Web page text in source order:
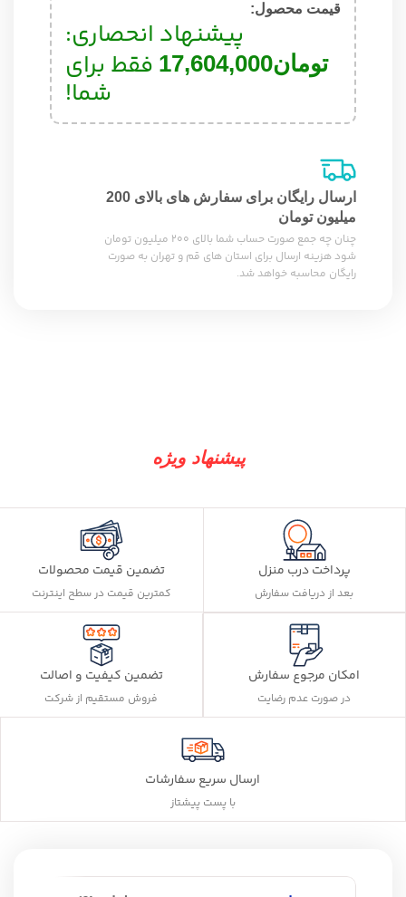
قیمت محصول:​
پیشنهاد انحصاری:
تومان17,604,000 فقط برای
شما!
ارسال رایگان برای سفارش های بالای 200
میلیون تومان
چنان چه جمع صورت حساب شما بالای 200 میلیون تومان
شود هزینه ارسال برای استان های قم و تهران به صورت
رایگان محاسبه خواهد شد.
پیشنهاد ویژه
پرداخت درب منزل
بعد از دریافت سفارش
تضمین قیمت محصولات
کمترین قیمت در سطح اینترنت
امکان مرجوع سفارش
در صورت عدم رضایت
تضمین کیفیت و اصالت
فروش مستقیم از شرکت
ارسال سریع سفارشات
با پست پیشتاز